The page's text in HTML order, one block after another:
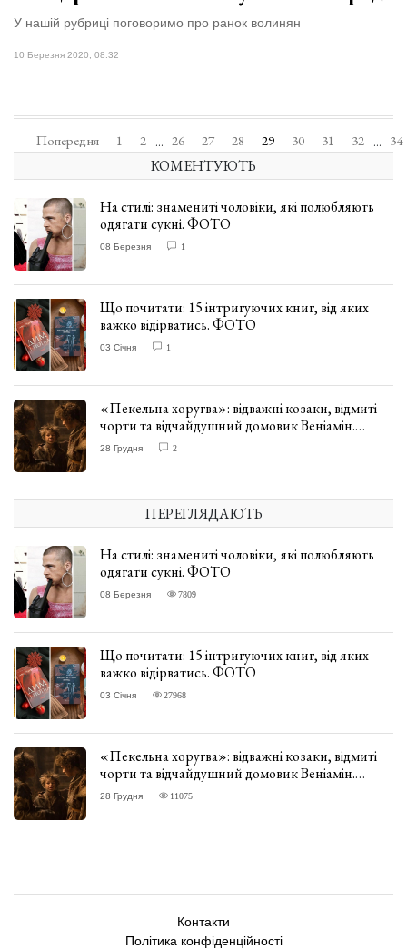
У нашій рубриці поговоримо про ранок волинян
10 Березня 2020, 08:32
Попередня 1 2 ... 26 27 28 29 30 31 32 ... 34
КОМЕНТУЮТЬ
На стилі: знамениті чоловіки, які полюбляють
одягати сукні. ФОТО
08 Березня 1
Що почитати: 15 інтригуючих книг, від яких
важко відірватись. ФОТО
03 Січня 1
«Пекельна хоругва»: відважні козаки, відмиті
чорти та відчайдушний домовик Веніамін.
ВІДГУК
28 Грудня 2
ПЕРЕГЛЯДАЮТЬ
На стилі: знамениті чоловіки, які полюбляють
одягати сукні. ФОТО
08 Березня 7809
Що почитати: 15 інтригуючих книг, від яких
важко відірватись. ФОТО
03 Січня 27968
«Пекельна хоругва»: відважні козаки, відмиті
чорти та відчайдушний домовик Веніамін.
ВІДГУК
28 Грудня 11075
Контакти
Політика конфіденційності